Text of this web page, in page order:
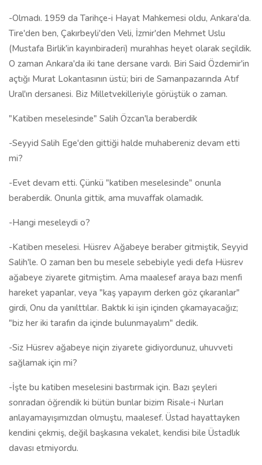
-Olmadı. 1959 da Tarihçe-i Hayat Mahkemesi oldu, Ankara'da.
Tire'den ben, Çakırbeyli'den Veli, İzmir'den Mehmet Uslu
(Mustafa Birlik'in kayınbiraderi) murahhas heyet olarak seçildik.
O zaman Ankara'da iki tane dersane vardı. Biri Said Özdemir'in
açtığı Murat Lokantasının üstü; biri de Samanpazarında Atıf
Ural'ın dersanesi. Biz Milletvekilleriyle görüştük o zaman.
"Katiben meselesinde" Salih Özcan'la beraberdik
-Seyyid Salih Ege'den gittiği halde muhabereniz devam etti
mi?
-Evet devam etti. Çünkü "katiben meselesinde" onunla
beraberdik. Onunla gittik, ama muvaffak olamadık.
-Hangi meseleydi o?
-Katiben meselesi. Hüsrev Ağabeye beraber gitmiştik, Seyyid
Salih'le. O zaman ben bu mesele sebebiyle yedi defa Hüsrev
ağabeye ziyarete gitmiştim. Ama maalesef araya bazı menfi
hareket yapanlar, veya "kaş yapayım derken göz çıkaranlar"
girdi, Onu da yanılttılar. Baktık ki işin içinden çıkamayacağız;
"biz her iki tarafın da içinde bulunmayalım" dedik.
-Siz Hüsrev ağabeye niçin ziyarete gidiyordunuz, uhuvveti
sağlamak için mi?
-İşte bu katiben meselesini bastırmak için. Bazı şeyleri
sonradan öğrendik ki bütün bunlar bizim Risale-i Nurları
anlayamayışımızdan olmuştu, maalesef. Üstad hayattayken
kendini çekmiş, değil başkasına vekalet, kendisi bile Üstadlık
davası etmiyordu.